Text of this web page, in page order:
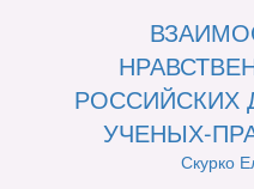
УЧЕНЫХ-
Скурко